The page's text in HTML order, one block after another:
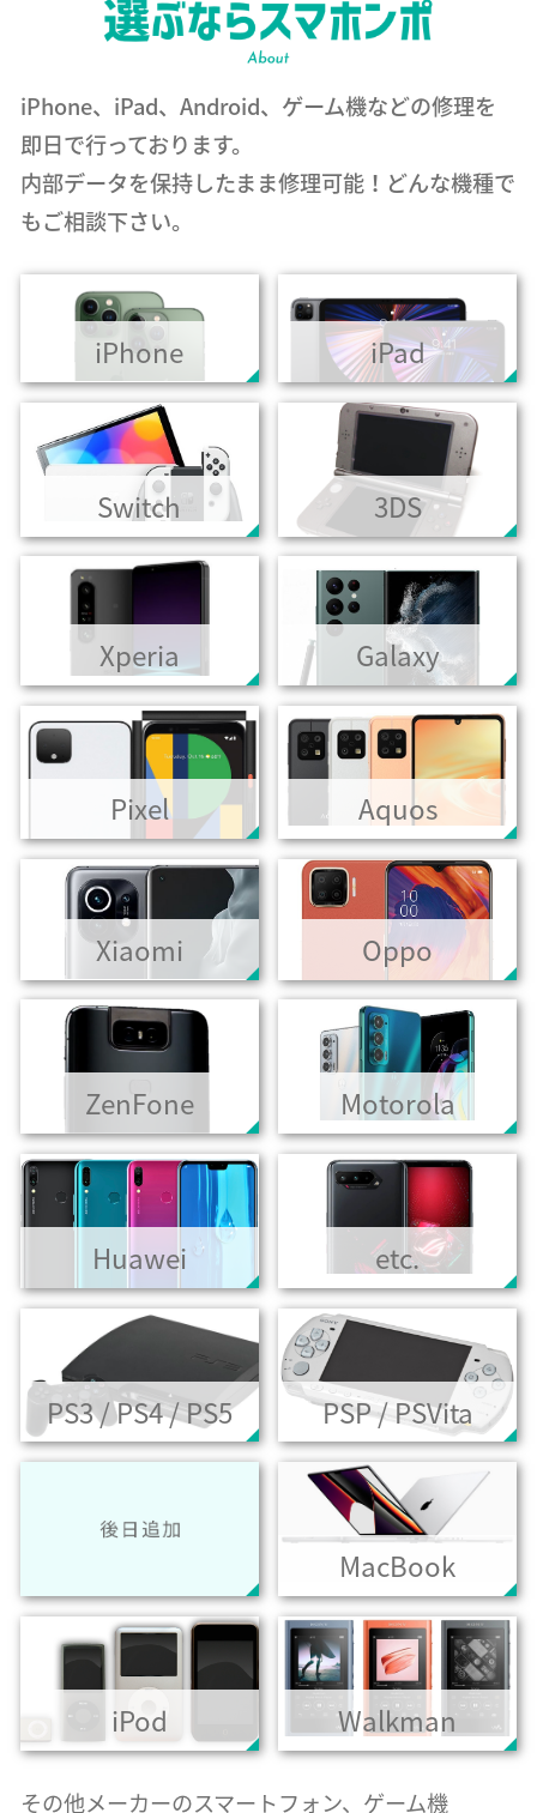
iPhone、iPad、Android、ゲーム機などの修理を
即日で行っております。
内部データを保持したまま修理可能！どんな機種で
もご相談下さい。
iPhone iPad
Switch 3DS
Xperia Galaxy
Pixel Aquos
Xiaomi Oppo
ZenFone Motorola
Huawei etc.
PS3 / PS4 / PS5 PSP / PSVita
MacBook
iPod Walkman
その他メーカーのスマートフォン、ゲーム機